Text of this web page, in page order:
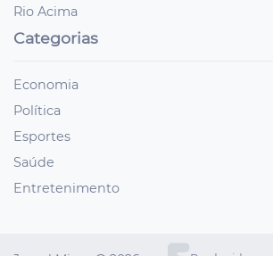
Rio Acima
Categorias
Economia
Política
Esportes
Saúde
Entretenimento